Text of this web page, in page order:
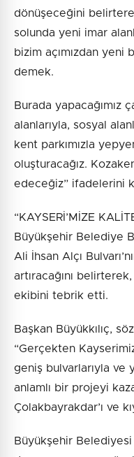
dönüşeceğini
solunda yeni imar
bizim açımızdan yeni
demek.
Burada yapacağımız
alanlarıyla, sosyal
kent parkımızla
oluşturacağız.
edeceğiz” ifadelerini
“KAYSERİ’MİZE
Büyükşehir Belediye
Ali İhsan Alçı
artıracağını
ekibini tebrik etti.
Başkan Büyükkılıç,
“Gerçekten
geniş bulvarlarıyla ve
anlamlı bir projeyi
Çolakbayrakdar’ı ve
Büyükşehir